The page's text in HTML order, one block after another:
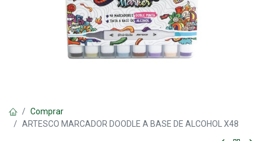
Comprar
ARTESCO MARCADOR DOODLE A BASE DE ALCOHOL X48